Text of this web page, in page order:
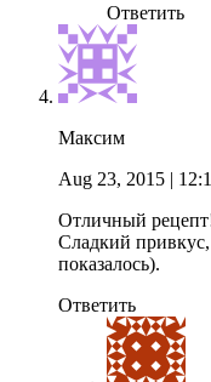
Ответить
Максим
Aug 23, 2015 |
Отличный
Сладкий
показалось).
Ответить